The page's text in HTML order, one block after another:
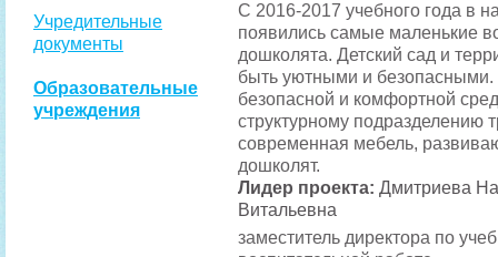
Учредительные
документы
Образовательные
учреждения
С 2016-2017 учебного года в
появились самые маленькие
дошколята. Детский сад и
быть уютными и безопасными.
безопасной и комфортной
структурному подразделению
современная мебель,
дошколят.
Лидер проекта: Дмитриева
Витальевна
заместитель директора по